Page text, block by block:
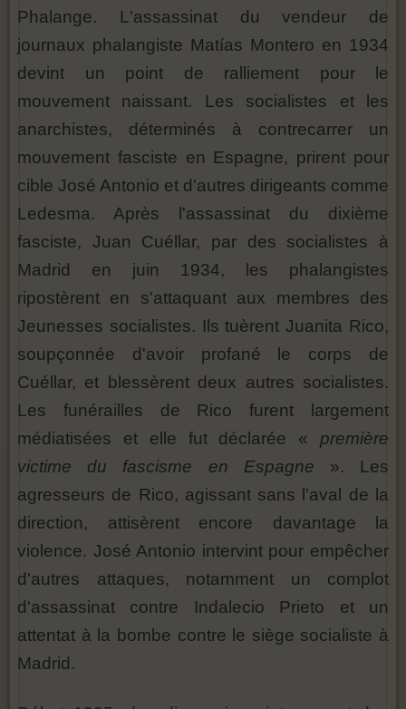
Phalange. L'assassinat du vendeur de
journaux phalangiste Matías Montero en 1934
devint un point de ralliement pour le
mouvement naissant. Les socialistes et les
anarchistes, déterminés à contrecarrer un
mouvement fasciste en Espagne, prirent pour
cible José Antonio et d'autres dirigeants comme
Ledesma. Après l'assassinat du dixième
fasciste, Juan Cuéllar, par des socialistes à
Madrid en juin 1934, les phalangistes
ripostèrent en s'attaquant aux membres des
Jeunesses socialistes. Ils tuèrent Juanita Rico,
soupçonnée d'avoir profané le corps de
Cuéllar, et blessèrent deux autres socialistes.
Les funérailles de Rico furent largement
médiatisées et elle fut déclarée « première
victime du fascisme en Espagne ». Les
agresseurs de Rico, agissant sans l'aval de la
direction, attisèrent encore davantage la
violence. José Antonio intervint pour empêcher
d'autres attaques, notamment un complot
d'assassinat contre Indalecio Prieto et un
attentat à la bombe contre le siège socialiste à
Madrid.